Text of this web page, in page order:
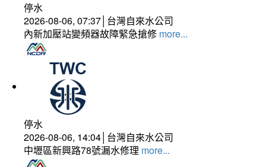
停水
2026-08-06, 07:37│台灣自來水公司
內新加壓站變頻器故障緊急搶修 more...
停水
2026-08-06, 14:04│台灣自來水公司
中壢區新興路78號漏水修理 more...